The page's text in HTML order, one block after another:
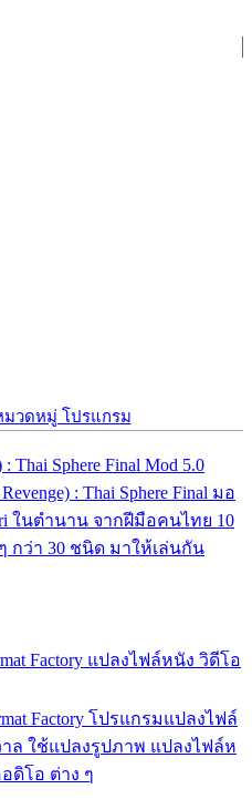
วดหมู่ โปรแกรม
Thai Sphere Final Mod 5.0
: Thai Sphere Final มอ
ในตำนาน จากฝีมือคนไทย 10
กว่า 30 ชนิด มาให้เล่นกัน
Factory แปลงไฟล์หนัง วิดีโอ
Factory โปรแกรมแปลงไฟล์
ล ใช้แปลงรูปภาพ แปลงไฟล์ห
ดิโอ ต่าง ๆ